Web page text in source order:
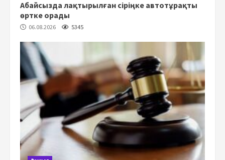
Абайсызда лақтырылған сіріңке автотұрақты
өртке орады
06.08.2026 5345